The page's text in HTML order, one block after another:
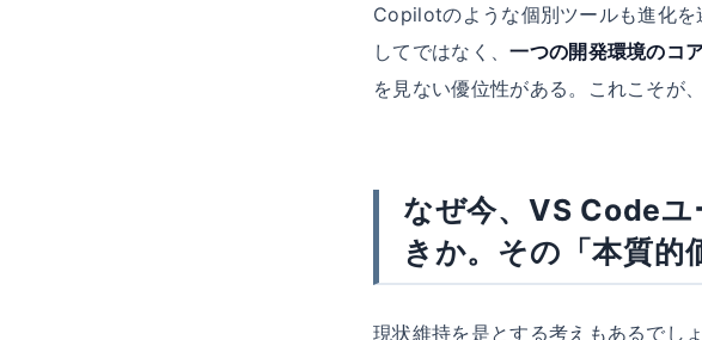
Copilotのような個別ツールも進化
してではなく、一つの開発環境のコ
を見ない優位性がある。これこそが
なぜ今、VS Code
きか。その「本質的
現状維持を是とする考えもあるでし